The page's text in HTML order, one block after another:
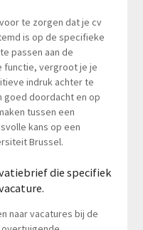
te zorgen dat je cv
is op de specifieke
passen aan de
functie, vergroot je je
indruk achter te
goed doordacht en op
tussen een
kans op een
Brussel.
die specifiek
naar vacatures bij de